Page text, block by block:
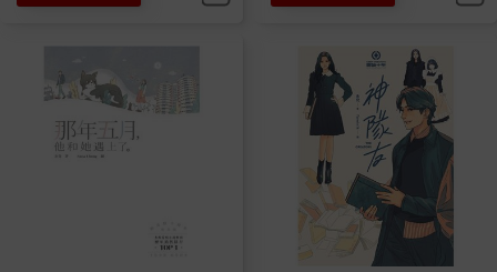
睡了半小時。更尖銳的耳鳴聲呼嘯而過，人就一下子清醒了。
這些年間，我從來沒有沉睡，即使在夜裡，也頻頻甦醒。
我搓搓耳朵，伸個懶腰，打了呵欠，望向時鐘，差不多中午一
點。叫個外賣，吃飽了，看一會報紙，重新慢條斯理製作第二輪
腸粉。直至對面小學響起下課鐘聲。
下午三點，小學下課，衝來大批學生光顧。
對小孩毋須多說話，只需要動作熟練如同機械人，上了電般剪
腸粉、放醬汁。轉眼又差不多賣光。
排隊末的兩位女孩，大約八、九歲，一個是普通香港小女孩，